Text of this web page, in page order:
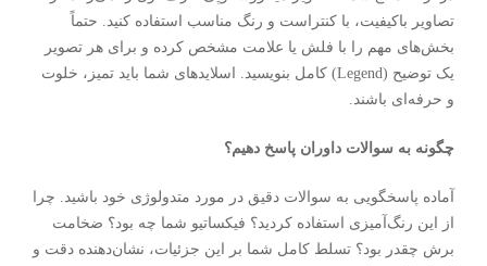
تصاویر باکیفیت، با کنتراست و رنگ مناسب استفاده کنید. حتماً
بخش‌های مهم را با فلش یا علامت مشخص کرده و برای هر تصویر
یک توضیح (Legend) کامل بنویسید. اسلایدهای شما باید تمیز، خلوت
و حرفه‌ای باشند.
چگونه به سوالات داوران پاسخ دهیم؟
آماده پاسخگویی به سوالات دقیق در مورد متدولوژی خود باشید. چرا
از این رنگ‌آمیزی استفاده کردید؟ فیکساتیو شما چه بود؟ ضخامت
برش چقدر بود؟ تسلط کامل شما بر این جزئیات، نشان‌دهنده دقت و